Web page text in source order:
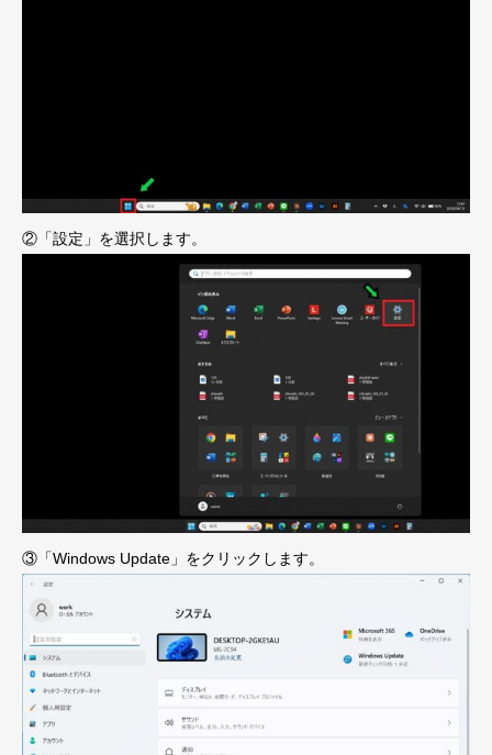
②「設定」を選択します。
③「Windows Update」をクリックします。